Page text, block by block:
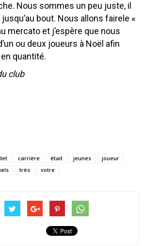
Nous sommes un peu juste, il
bout. Nous allons fairele «
mercato et j’espère que nous
ou deux joueurs à Noël afin
quantité.
club
carrière était jeunes
joueur
très votre